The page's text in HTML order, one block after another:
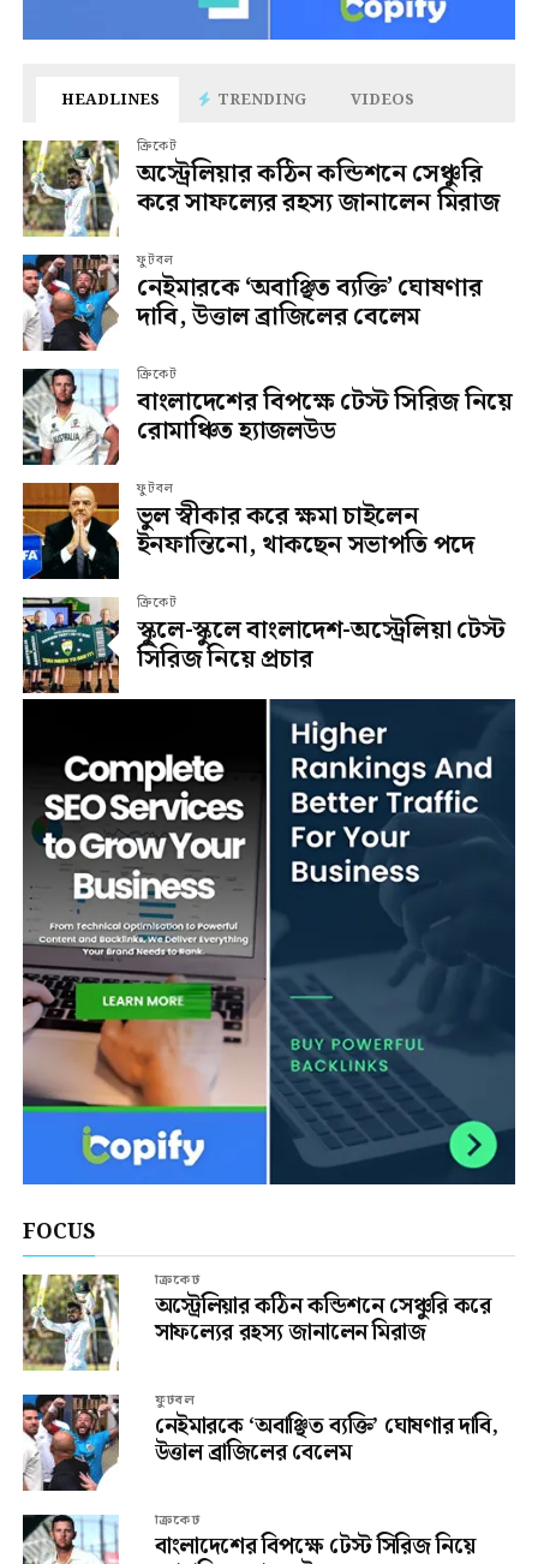
HEADLINES TRENDING VIDEOS
ক্রিকেট
অস্ট্রেলিয়ার কঠিন কন্ডিশনে সেঞ্চুরি
করে সাফল্যের রহস্য জানালেন মিরাজ
ফুটবল
নেইমারকে ‘অবাঞ্ছিত ব্যক্তি’ ঘোষণার
দাবি, উত্তাল ব্রাজিলের বেলেম
ক্রিকেট
বাংলাদেশের বিপক্ষে টেস্ট সিরিজ নিয়ে
রোমাঞ্চিত হ্যাজলউড
ফুটবল
ভুল স্বীকার করে ক্ষমা চাইলেন
ইনফান্তিনো, থাকছেন সভাপতি পদে
ক্রিকেট
স্কুলে-স্কুলে বাংলাদেশ-অস্ট্রেলিয়া টেস্ট
সিরিজ নিয়ে প্রচার
FOCUS
ক্রিকেট
অস্ট্রেলিয়ার কঠিন কন্ডিশনে সেঞ্চুরি করে
সাফল্যের রহস্য জানালেন মিরাজ
ফুটবল
নেইমারকে ‘অবাঞ্ছিত ব্যক্তি’ ঘোষণার দাবি,
উত্তাল ব্রাজিলের বেলেম
ক্রিকেট
বাংলাদেশের বিপক্ষে টেস্ট সিরিজ নিয়ে